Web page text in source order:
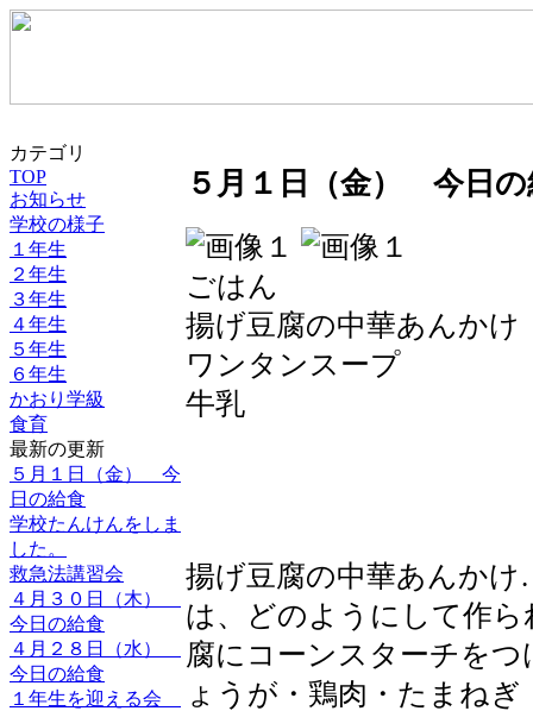
カテゴリ
TOP
お知らせ
学校の様子
１年生
２年生
３年生
４年生
５年生
６年生
かおり学級
食育
最新の更新
５月１日（金） 今
日の給食
学校たんけんをしま
した。
救急法講習会
４月３０日（木）
今日の給食
４月２８日（水）
今日の給食
１年生を迎える会
５月１日（金） 今日の
ごはん
揚げ豆腐の中華あんかけ
ワンタンスープ
牛乳
揚げ豆腐の中華あんか
は、どのようにして作
腐にコーンスターチを
ょうが・鶏肉・たまね